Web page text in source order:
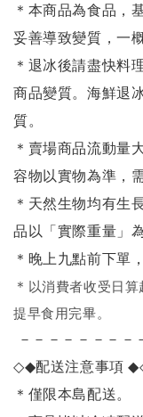
＊本商品為食品，
妥善導致變質，一
＊退冰後請盡快料
商品變質。海鮮退
質。
＊賣場商品流動量
容物以實物為準，
＊天然生物均有生
品以「實際重量」
＊晚上九點前下單
＊ 以消費者收受日
提早食用完畢。
－－－－－－－－
◇◆配送注意事項
＊僅限本島配送。